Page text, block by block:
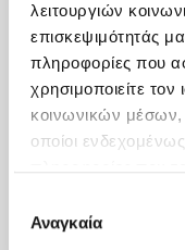
λειτουργιών
επισκεψιμότητάς
πληροφορίες που
χρησιμοποιείτε
κοινωνικών μέσων,
οποίοι
χρήση των
συγκατάθεσης
Αναγκαία
13 ημέρες / 10
Αμποσέλι -
Island.
19/04 έως 10/12/
Ατομικά Ταξίδια